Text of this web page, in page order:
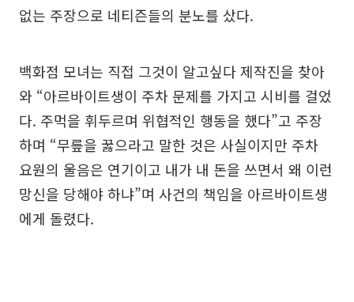
없는 주장으로 네티즌들의 분노를 샀다.
백화점 모녀는 직접 그것이 알고싶다 제작진을 찾아
와 “아르바이트생이 주차 문제를 가지고 시비를 걸었
다. 주먹을 휘두르며 위협적인 행동을 했다”고 주장
하며 “무릎을 꿇으라고 말한 것은 사실이지만 주차
요원의 울음은 연기이고 내가 내 돈을 쓰면서 왜 이런
망신을 당해야 하냐”며 사건의 책임을 아르바이트생
에게 돌렸다.